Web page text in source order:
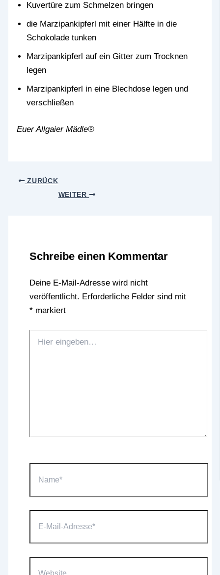
Kuvertüre zum Schmelzen bringen
die Marzipankipferl mit einer Hälfte in die
Schokolade tunken
Marzipankipferl auf ein Gitter zum Trocknen
legen
Marzipankipferl in eine Blechdose legen und
verschließen
Euer Allgaier Mädle®
ZURÜCK
WEITER
Schreibe einen Kommentar
Deine E-Mail-Adresse wird nicht
veröffentlicht. Erforderliche Felder sind mit
*markiert
eingeben…
Mail-